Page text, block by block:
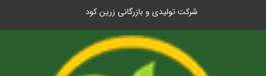
شرکت تولیدی و بازرگانی زرین کود